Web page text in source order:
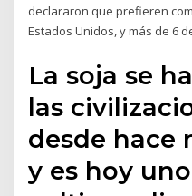
declararon que prefieren
Estados Unidos, y más de 6
La soja se
las
desde hace
y es hoy